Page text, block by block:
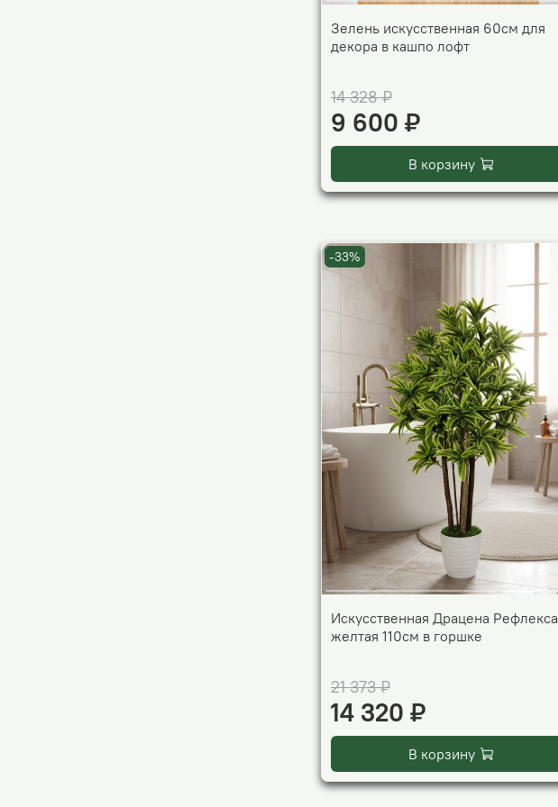
Зелень искусственная 60см для
декора в кашпо лофт
14 328 ₽
9 600 ₽
В корзину
-33%
Искусственная Драцена Рефлекса
желтая 110см в горшке
21 373 ₽
14 320 ₽
В корзину